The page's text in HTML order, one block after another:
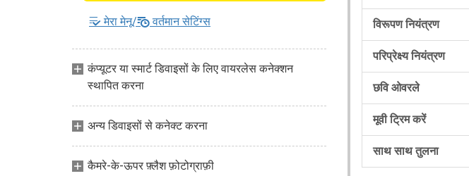
O मेरा मेनू/mवर्तमान सेटिंग्स
कंप्यूटर या स्मार्ट डिवाइसों के लिए वायरलेस कनेक्शन
स्थापित करना
अन्य डिवाइसों से कनेक्ट करना
कैमरे-के-ऊपर फ़्लैश फ़ोटोग्राफ़ी
विरूपण नियंत्रण
परिप्रेक्ष्य नियंत्रण
छवि ओवरले
मूवी ट्रिम करें
साथ साथ तुलना